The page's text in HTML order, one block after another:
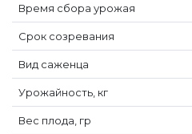
Время сбора урожая
Срок созревания
Вид саженца
Урожайность, кг
Вес плода, гр